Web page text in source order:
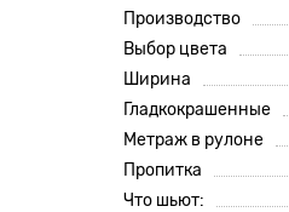
Производство
Выбор цвета
Ширина
Гладкокрашенные
Метраж в рулоне
Пропитка
Что шьют: